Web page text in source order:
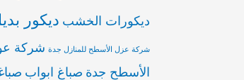
ديكورات الخشب ديكور
شركة عزل الأسطح للمنازل جدة شركة
الأسطح جدة صباغ ابواب